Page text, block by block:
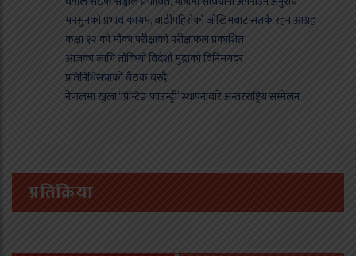
मनसुनको प्रभाव कायम, बाढीपहिरोको जोखिमबाट सतर्क रहन आग्रह
कक्षा १२ को मौका परीक्षाको परीक्षाफल प्रकाशित
आजका लागि तोकियो विदेशी मुद्राको विनिमयदर
प्रतिनिधिसभाको बैठक बस्दै
नेपालमा खुला ‘प्रिन्टिङ फाउन्ड्री’ स्थापनाबारे अन्तरराष्ट्रिय सम्मेलन
प्रतिक्रिया